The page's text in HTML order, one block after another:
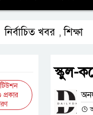
নির্বাচিত খবর ,শিক্ষা
স্কুল-